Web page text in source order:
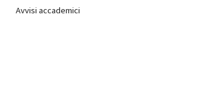
Avvisi accademici